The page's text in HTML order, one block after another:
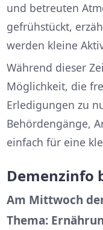
und betreuten
gefrühstückt,
werden kleine
Während dieser
Möglichkeit, die
Erledigungen zu
Behördengänge,
einfach für eine
Demenzinfo
Am Mittwoch
Thema: